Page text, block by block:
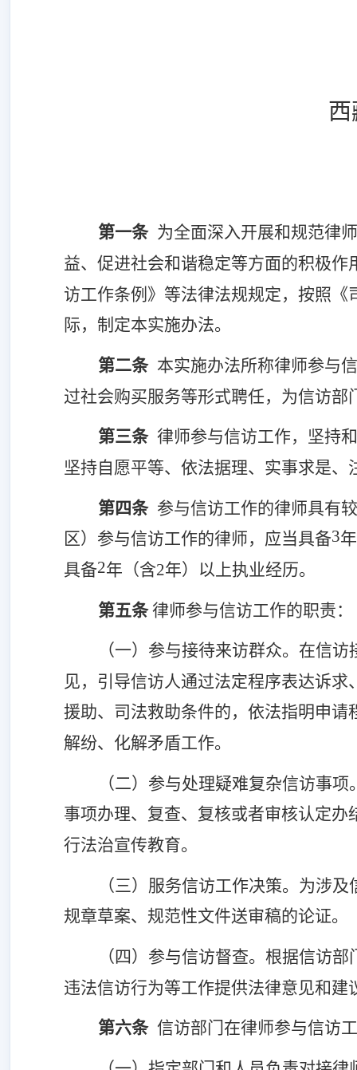
第一条 为全面深入开展和规范律
益、促进社会和谐稳定等方面的积极作
访工作条例》 等法律法规规定，按照
际， 制定本实施办法。
第二条 本实施办法所称律师参与
过社会购买服务等形式聘任，为信访部
第三条 律师参与信访工作，坚持
坚持自愿平等、依法据理、实事求是、
第四条 参与信访工作的律师具有
区）参与信访工作的律师，应当具备3
具备2年（含2年）以上执业经历。
第五条 律师参与信访工作的职责：
（一） 参与接待来访群众。在信访
见，引导信访人通过法定程序表达诉
援助、司法救助条件的，依法指明申
解纷、化解矛盾工作。
（二） 参与处理疑难复杂信访事项
事项办理、复查、复核或者审核认定
行法治宣传教育。
（三） 服务信访工作决策。 为涉及
规章草案、规范性文件送审稿的论证。
（四） 参与信访督查。根据信访
违法信访行为等工作提供法律意见和建
第六条 信访部门在律师参与信访